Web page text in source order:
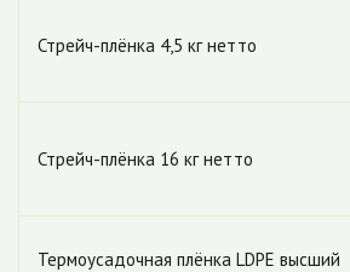
Стрейч-плёнка 4,5 кг нетто
Стрейч-плёнка 16 кг нетто
Термоусадочная плёнка LDPE высший